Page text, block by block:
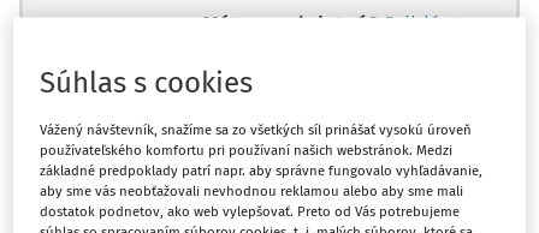
Máte predplatné? Prihláste sa
Ups, zatiaľ ste si prečítali len
začiatok...
Súhlas s cookies
Vážený návštevník, snažíme sa zo všetkých síl prinášať vysokú úroveň
používateľského komfortu pri používaní našich webstránok. Medzi
základné predpoklady patrí napr. aby správne fungovalo vyhľadávanie,
aby sme vás neobťažovali nevhodnou reklamou alebo aby sme mali
dostatok podnetov, ako web vylepšovať. Preto od Vás potrebujeme